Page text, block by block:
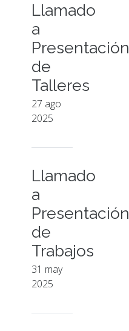
Llamado
a
Presentación
de
Talleres
27 ago
2025
Llamado
a
Presentación
de
Trabajos
31 may
2025